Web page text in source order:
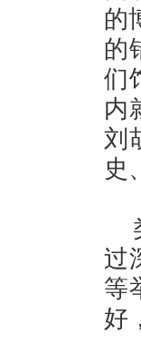
的
的
们
内
刘
史
过
等
好